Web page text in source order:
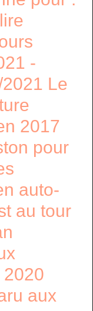
-
Le
2017
pour
auto-
au tour
aux